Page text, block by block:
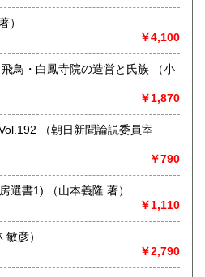
けでなくCD、DVD、レコード、
まであらゆるものの買い取りがで
張費は、無料です。
自然科学、美術工芸、趣味、外
一般（その他）
著）
￥4,100
・白鳳寺院の造営と氏族 （小
￥1,870
説委員室
￥790
力学と微分方程式 (数学書房選書1) （山本義隆 著）
￥1,110
日 （平林 敏彦）
￥2,790